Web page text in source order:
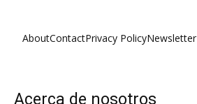
AboutContactPrivacy PolicyNewsletter
Acerca de nosotros